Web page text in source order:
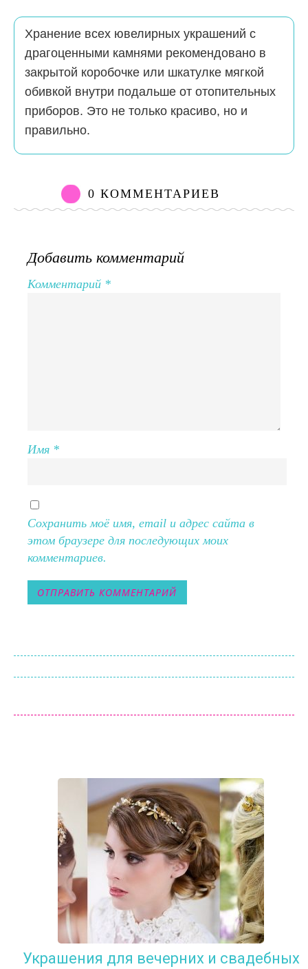
Хранение всех ювелирных украшений с
драгоценными камнями рекомендовано в
закрытой коробочке или шкатулке мягкой
обивкой внутри подальше от отопительных
приборов. Это не только красиво, но и
правильно.
0 КОММЕНТАРИЕВ
Добавить комментарий
Комментарий *
Имя *
Сохранить моё имя, email и адрес сайта в
этом браузере для последующих моих
комментариев.
Украшения для вечерних и свадебных